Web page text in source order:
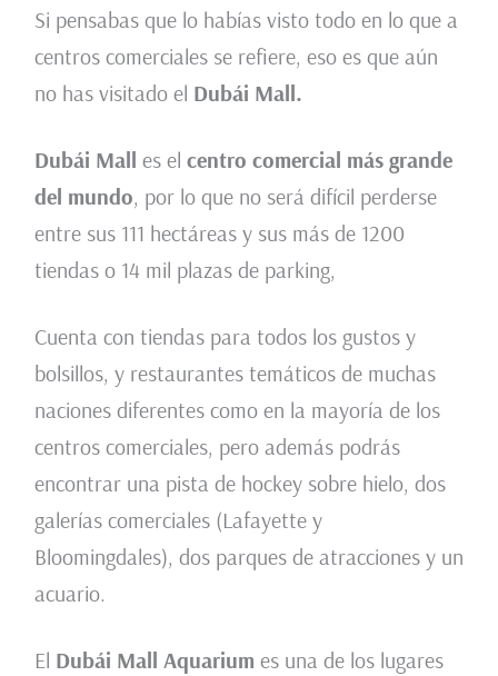
Si pensabas que lo habías visto todo en lo que a
centros comerciales se refiere, eso es que aún
no has visitado el Dubái Mall.
Dubái Mall es el centro comercial más grande
del mundo, por lo que no será difícil perderse
entre sus 111 hectáreas y sus más de 1200
tiendas o 14 mil plazas de parking,
Cuenta con tiendas para todos los gustos y
bolsillos, y restaurantes temáticos de muchas
naciones diferentes como en la mayoría de los
centros comerciales, pero además podrás
encontrar una pista de hockey sobre hielo, dos
galerías comerciales (Lafayette y
Bloomingdales), dos parques de atracciones y un
acuario.
El Dubái Mall Aquarium es una de los lugares